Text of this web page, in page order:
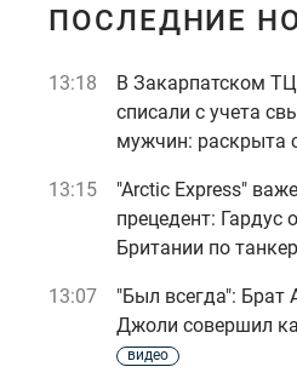
ПОСЛЕДНИЕ
13:18
В Закарпатском
списали с учета
мужчин: раскрыта
13:15
"Arctic Express"
прецедент: Гардус
Британии по
13:07
"Был всегда": Брат
Джоли совершил
видео